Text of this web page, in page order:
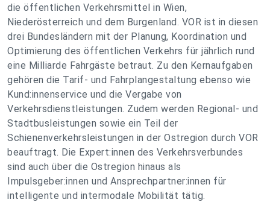
die öffentlichen Verkehrsmittel in Wien,
Niederösterreich und dem Burgenland. VOR ist in diesen
drei Bundesländern mit der Planung, Koordination und
Optimierung des öffentlichen Verkehrs für jährlich rund
eine Milliarde Fahrgäste betraut. Zu den Kernaufgaben
gehören die Tarif- und Fahrplangestaltung ebenso wie
Kund:innenservice und die Vergabe von
Verkehrsdienstleistungen. Zudem werden Regional- und
Stadtbusleistungen sowie ein Teil der
Schienenverkehrsleistungen in der Ostregion durch VOR
beauftragt. Die Expert:innen des Verkehrsverbundes
sind auch über die Ostregion hinaus als
Impulsgeber:innen und Ansprechpartner:innen für
intelligente und intermodale Mobilität tätig.